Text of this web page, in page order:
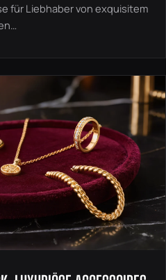
für Liebhaber von exquisitem